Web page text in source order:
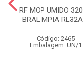
RF MOP UMIDO
BRALIMPIA
Código: 2465
Embalagem: UN/1